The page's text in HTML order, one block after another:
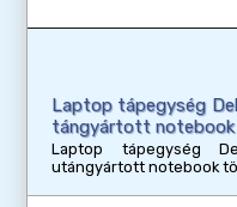
Laptop tápegység
tángyártott notebook
Laptop tápegység
utángyártott notebook